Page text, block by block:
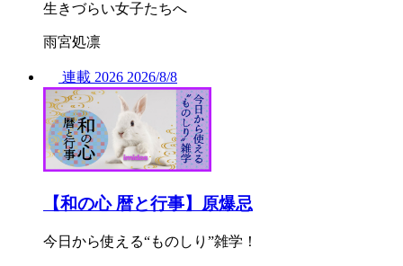
生きづらい女子たちへ
雨宮処凛
連載 2026 2026/8/8
【和の心 暦と行事】原爆忌
今日から使える“ものしり”雑学！